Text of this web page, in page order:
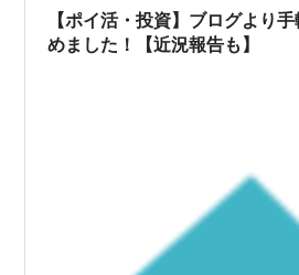
言われても思いつきません。 似た
【ポイ活・投資】ブログより
めました！【近況報告も】